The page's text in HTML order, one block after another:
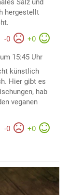
Salz und
hergestellt
-0 +0
15:45 Uhr
künstlich
Hier gibt es
hab
veganen
-0 +0